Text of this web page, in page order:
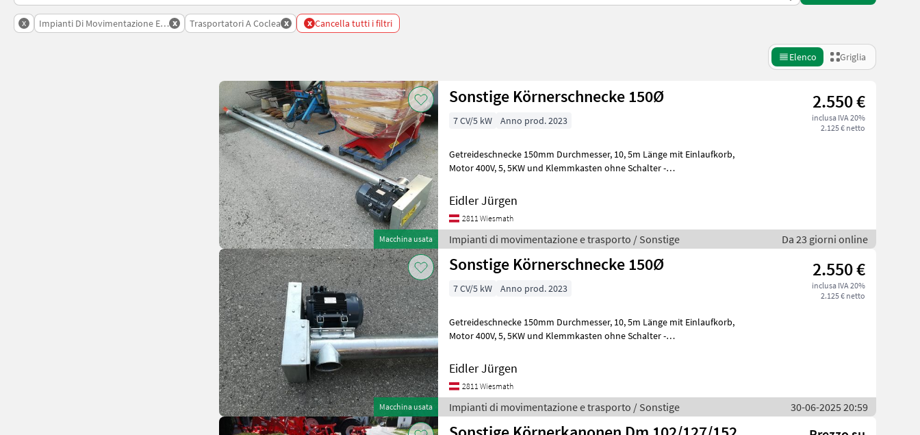
x Impianti Di Movimentazione E Trasporto
x Trasportatori A Coclea x x Cancella tutti i filtri
Elenco Griglia
Macchina usata
Sonstige Körnerschnecke 150Ø 2.550 €
inclusa IVA 20%
2.125 € netto
7 CV/5 kW Anno prod. 2023
Getreideschnecke 150mm Durchmesser, 10, 5m Länge mit Einlaufkorb,
Motor 400V, 5, 5KW und Klemmkasten ohne Schalter -
Eidler Jürgen
2811 Wiesmath
Impianti di movimentazione e trasporto / Sonstige Da 23 giorni online
Macchina usata
Sonstige Körnerschnecke 150Ø 2.550 €
inclusa IVA 20%
2.125 € netto
7 CV/5 kW Anno prod. 2023
Getreideschnecke 150mm Durchmesser, 10, 5m Länge mit Einlaufkorb,
Motor 400V, 5, 5KW und Klemmkasten ohne Schalter -
Eidler Jürgen
2811 Wiesmath
Impianti di movimentazione e trasporto / Sonstige 30-06-2025 20:59